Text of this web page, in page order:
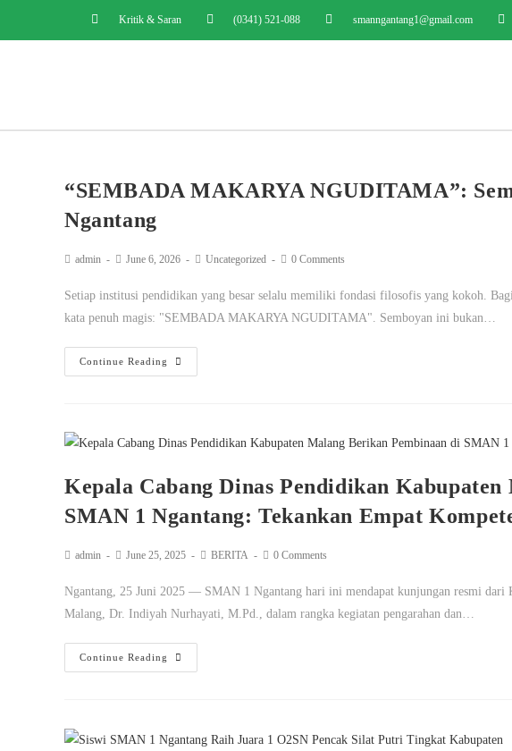
Kritik & Saran (0341) 521-088 smanngantang1@gmail.com
“SEMBADA MAKARYA NGUDITAMA”:
Ngantang
admin June 6, 2026 Uncategorized 0 Comments
Setiap institusi pendidikan yang besar selalu memiliki fondasi filosofis yang kokoh.
kata penuh magis: "SEMBADA MAKARYA NGUDITAMA". Semboyan ini bukan…
Continue Reading
Kepala Cabang Dinas Pendidikan
SMAN 1 Ngantang: Tekankan Empat
admin June 25, 2025 BERITA 0 Comments
Ngantang, 25 Juni 2025 — SMAN 1 Ngantang hari ini mendapat kunjungan resmi dari
Malang, Dr. Indiyah Nurhayati, M.Pd., dalam rangka kegiatan pengarahan dan…
Continue Reading